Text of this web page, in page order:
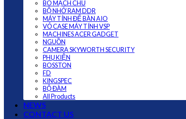
BO MẠCH CHỦ
BỘ NHỚ RAM DDR
MÁY TÍNH ĐỂ BÀN AIO
VỎ CASE MÁY TÍNH VSP
MACHINES ACER GADGET
NGUỒN
CAMERA SKYWORTH SECURITY
PHỤ KIỆN
BOSSTON
FD
KINGSPEC
BỘ ĐÀM
All Products
NEWS
CONTACT US